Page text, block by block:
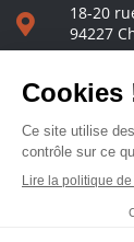
18-20
94227